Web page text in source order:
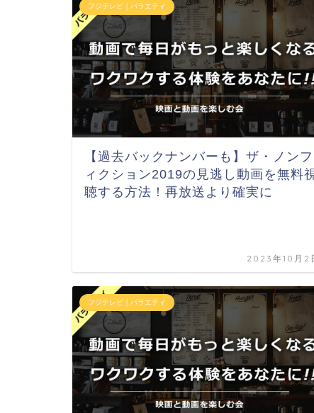
フジテレビ｜バラエティ
【過去バックナンバーも】ザ・ノンフ
ィクション2019の見逃し動画を無料
聴する方法！再放送より確実に
2023年10月2
フジテレビ｜バラエティ